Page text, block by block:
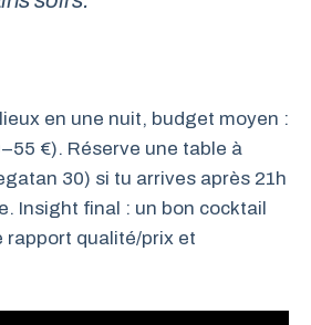
en une nuit, budget moyen :
€). Réserve une table à
30) si tu arrives après 21h
Insight final : un bon cocktail
rapport qualité/prix et